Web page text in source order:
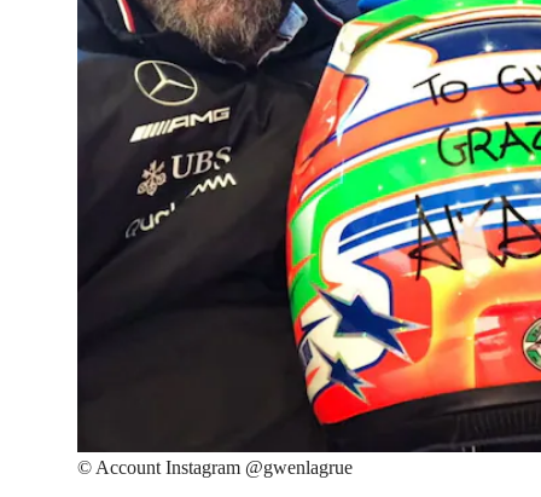
© Account Instagram @gwenlagrue